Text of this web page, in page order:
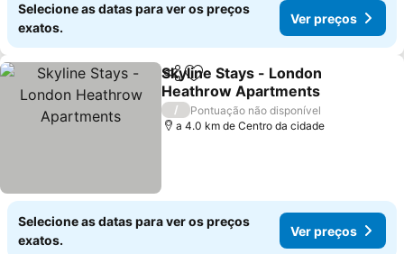
Selecione as datas para ver os preços
exatos.
Ver preços
PartilharAdicionar aos favoritos
Skyline Stays - London
Heathrow Apartments
Ver preços
/
Pontuação não disponível
a 4.0 km de Centro da cidade
Selecione as datas para ver os preços
exatos.
Ver preços